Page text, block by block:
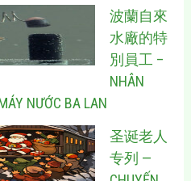
波蘭自來
水廠的特
別員工 –
NHÂN
NƯỚC BA LAN
圣诞老人
专列 —